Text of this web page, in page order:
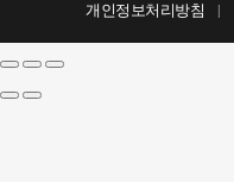
개인정보처리방침